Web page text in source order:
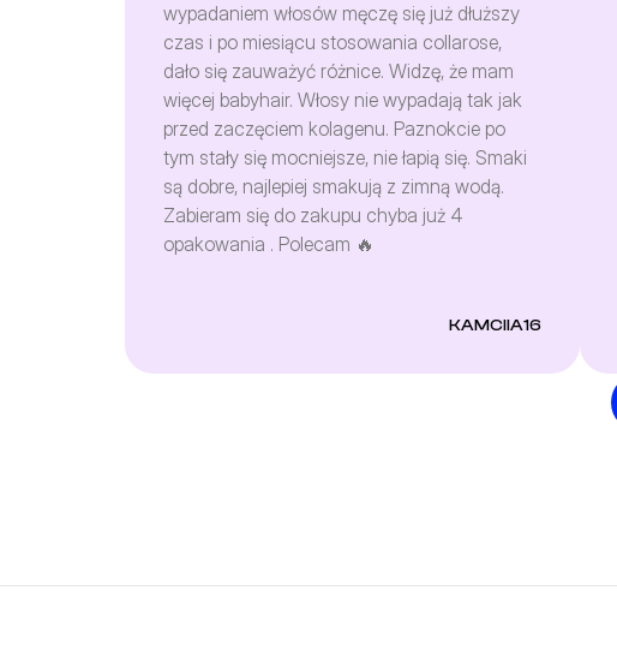
wypadaniem włosów męczę się już dłuższy
czas i po miesiącu stosowania collarose,
dało się zauważyć różnice. Widzę, że mam
więcej babyhair. Włosy nie wypadają tak jak
przed zaczęciem kolagenu. Paznokcie po
tym stały się mocniejsze, nie łapią się. Smaki
są dobre, najlepiej smakują z zimną wodą.
Zabieram się do zakupu chyba już 4
opakowania . Polecam 🔥
KAMCIIA16